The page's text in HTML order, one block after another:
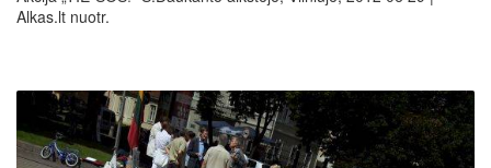
Alkas.lt nuotr.